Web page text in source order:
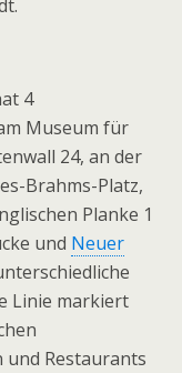
4
Museum für
24, an der
Brahms-Platz,
Planke 1
und Neuer
Linie markiert
und Restaurants